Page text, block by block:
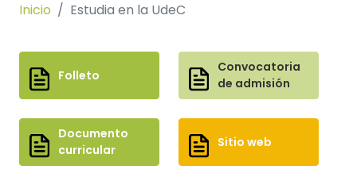
Inicio
Estudia en la UdeC
Convocatoria
de admisión
Folleto
Sitio web
Documento
curricular